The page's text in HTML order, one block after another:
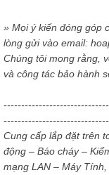
» Mọi ý kiến đóng góp
lòng gửi vào email:
Chúng tôi mong rằng,
và công tác bảo hành
Cung cấp lắp đặt trên
động – Báo cháy –
mạng LAN – Máy